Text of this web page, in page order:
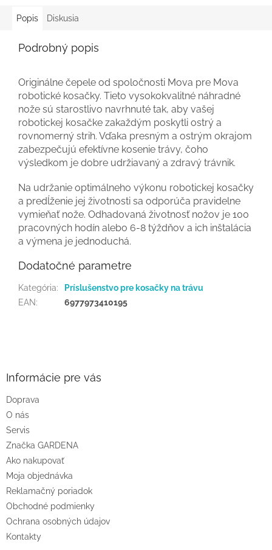
Popis Diskusia
Podrobný popis
Originálne čepele od spoločnosti Mova pre Mova
robotické kosačky. Tieto vysokokvalitné náhradné
nože sú starostlivo navrhnuté tak, aby vašej
robotickej kosačke zakaždým poskytli ostrý a
rovnomerný strih. Vďaka presným a ostrým okrajom
zabezpečujú efektívne kosenie trávy, čoho
výsledkom je dobre udržiavaný a zdravý trávnik.
Na udržanie optimálneho výkonu robotickej kosačky
a predĺženie jej životnosti sa odporúča pravidelne
vymieňať nože. Odhadovaná životnosť nožov je 100
pracovných hodín alebo 6-8 týždňov a ich inštalácia
a výmena je jednoduchá.
Dodatočné parametre
Kategória:
Príslušenstvo pre kosačky na trávu
EAN: 6977973410195
e
Informácie pre vás
Doprava
O nás
Servis
Značka GARDENA
Ako nakupovať
Moja objednávka
Reklamačný poriadok
Obchodné podmienky
Ochrana osobných údajov
Kontakty